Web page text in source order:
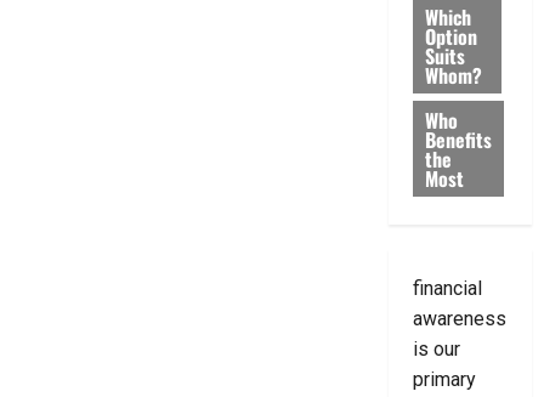
Which
Option
Suits
Whom?
Who
Benefits
the
Most
financial
awareness
is our
primary